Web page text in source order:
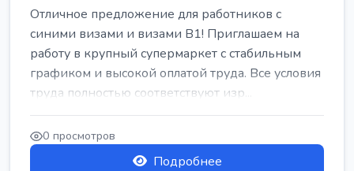
Отличное предложение для работников с
синими визами и визами B1! Приглашаем на
работу в крупный супермаркет с стабильным
графиком и высокой оплатой труда. Все условия
труда полностью соответствуют изр...
0 просмотров
Подробнее